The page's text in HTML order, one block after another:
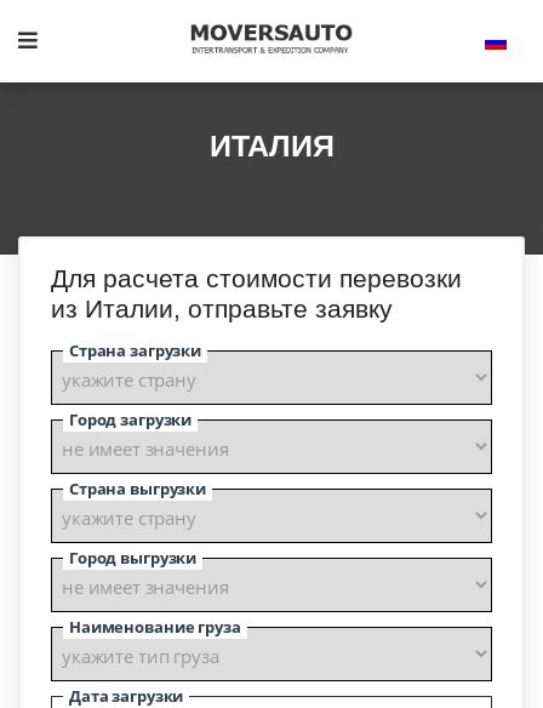
ИТАЛИЯ
Для расчета стоимости перевозки
из Италии, отправьте заявку
Страна загрузки
Город загрузки
Страна выгрузки
Город выгрузки
Наименование груза
Дата загрузки